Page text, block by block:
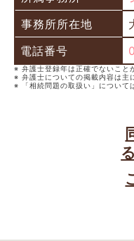
事務所所在地
電話番号
※ 弁護士登録年は正確でないこと
※ 弁護士についての掲載内容は主
※ 「相続問題の取扱い」について
る